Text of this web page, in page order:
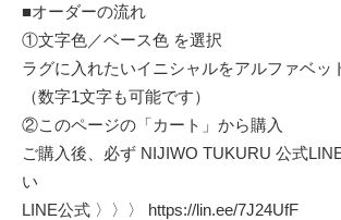
■オーダーの流れ
①文字色／ベース色 を選択
ラグに入れたいイニシャルをアルファベッ
（数字1文字も可能です）
②このページの「カート」から購入
ご購入後、必ず NIJIWO TUKURU 公式
い
LINE公式 〉〉〉 https://lin.ee/7J24UfF